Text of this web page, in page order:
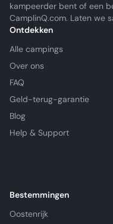
kampeerder bent of een
CamplinQ.com. Laten we
Ontdekken
Alle campings
Over ons
FAQ
Geld-terug-garantie
Blog
Help & Support
Bestemmingen
Oostenrijk